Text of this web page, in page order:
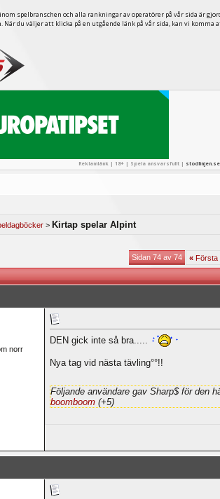
spelbranschen och alla rankningar av operatörer på vår sida är
du väljer att klicka på en utgående länk på vår sida, kan vi
Reklamlänk | 18+ | Spela ansvarsfullt | stodlinjen.se
> Kirtap spelar Alpint
Sidan 74 av 74 «Första
norr
DEN gick inte så bra.....
Nya tag vid nästa tävling°°!!
Följande användare gav Sharp$ för den
boomboom (+5)